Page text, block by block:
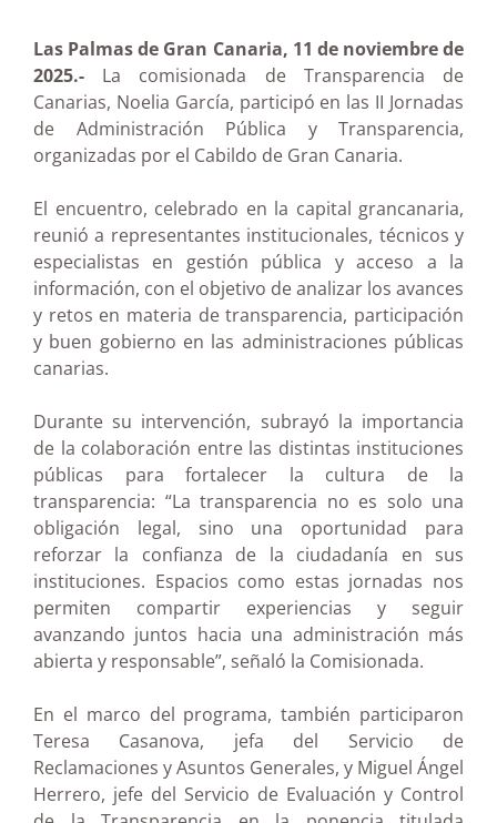
Las Palmas de Gran Canaria, 11 de noviembre de
2025.- La comisionada de Transparencia de
Canarias, Noelia García, participó en las II Jornadas
de Administración Pública y Transparencia,
organizadas por el Cabildo de Gran Canaria.
El encuentro, celebrado en la capital grancanaria,
reunió a representantes institucionales, técnicos y
especialistas en gestión pública y acceso a la
información, con el objetivo de analizar los avances
y retos en materia de transparencia, participación
y buen gobierno en las administraciones públicas
canarias.
Durante su intervención, subrayó la importancia
de la colaboración entre las distintas instituciones
públicas para fortalecer la cultura de la
transparencia: “La transparencia no es solo una
obligación legal, sino una oportunidad para
reforzar la confianza de la ciudadanía en sus
instituciones. Espacios como estas jornadas nos
permiten compartir experiencias y seguir
avanzando juntos hacia una administración más
abierta y responsable”, señaló la Comisionada.
En el marco del programa, también participaron
Teresa Casanova, jefa del Servicio de
Reclamaciones y Asuntos Generales, y Miguel Ángel
Herrero, jefe del Servicio de Evaluación y Control